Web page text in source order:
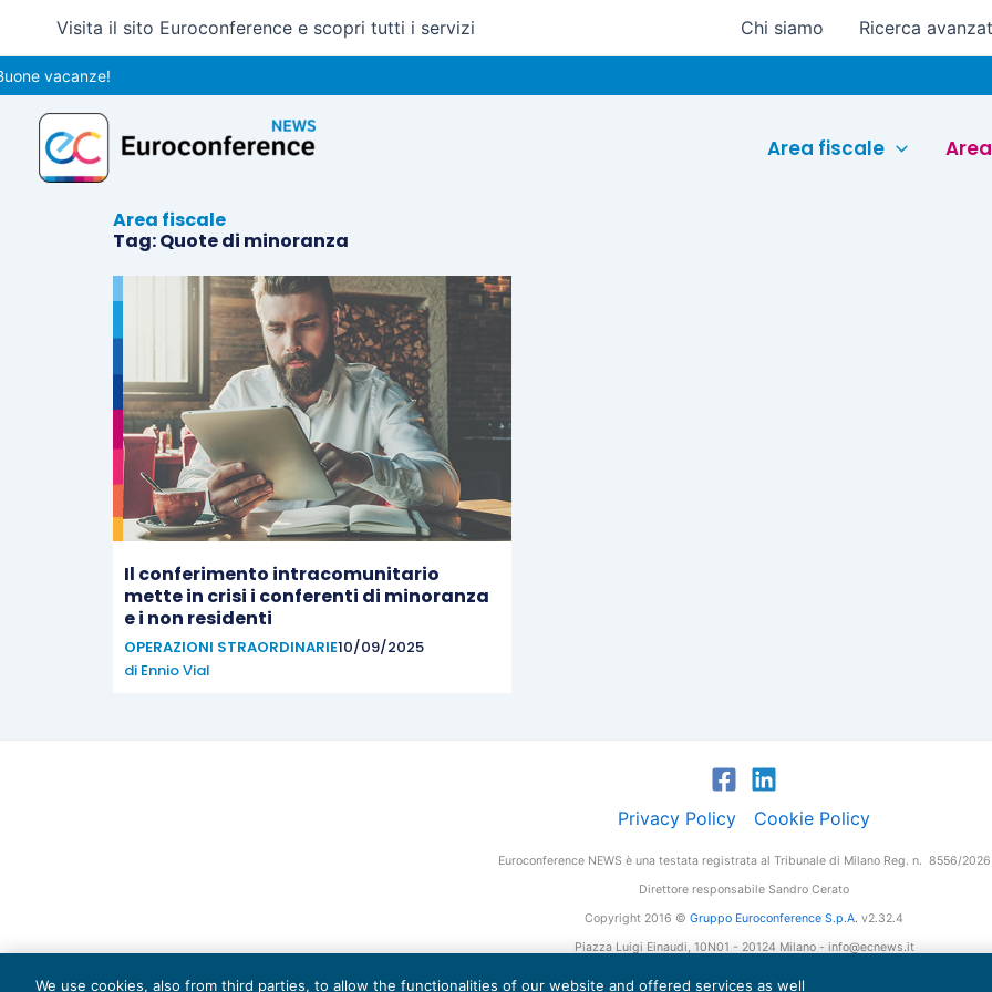
contenuto
Visita il sito Euroconference e scopri tutti i servizi Chi siamo Ricerca
vacanze!
Area fiscale
Area fiscale
Tag: Quote di minoranza
Il conferimento intracomunitario
mette in crisi i conferenti di minoranza
e i non residenti
OPERAZIONI STRAORDINARIE10/09/2025
di Ennio Vial
Privacy Policy Cookie Policy
Euroconference NEWS è una testata registrata al Tribunale di Milano Reg. n. 8556/2026
Direttore responsabile Sandro Cerato
Copyright 2016 © Gruppo Euroconference S.p.A. v2.32.4
Piazza Luigi Einaudi, 10N01 - 20124 Milano - info@ecnews.it
We use cookies, also from third parties, to allow the functionalities of our website and offered services as well